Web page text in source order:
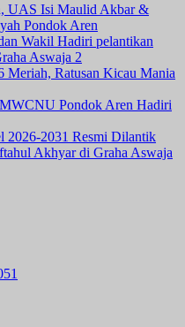
UAS Isi Maulid Akbar &
Pondok Aren
Wakil Hadiri pelantikan
Aswaja 2
Meriah, Ratusan Kicau Mania
Pondok Aren Hadiri
2026-2031 Resmi Dilantik
Akhyar di Graha Aswaja